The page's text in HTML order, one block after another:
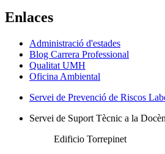
Enlaces
Administració d'estades
Blog Carrera Professional
Qualitat UMH
Oficina Ambiental
Servei de Prevenció de Riscos
Servei de Suport Tècnic a la
Edificio Torrepinet